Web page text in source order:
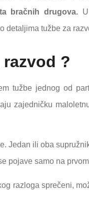
bračnih drugova.
detaljima tužbe za
?
tužbe jednog od
zajedničku
Jedan ili oba
pojave samo na
razloga sprečeni,